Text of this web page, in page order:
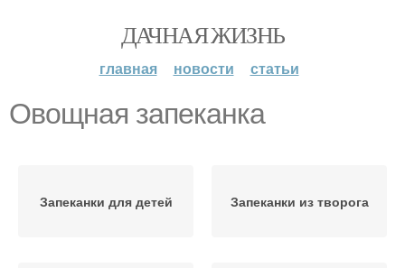
ДАЧНАЯ ЖИЗНЬ
главная новости статьи
Овощная запеканка
Запеканки для детей Запеканки из творога